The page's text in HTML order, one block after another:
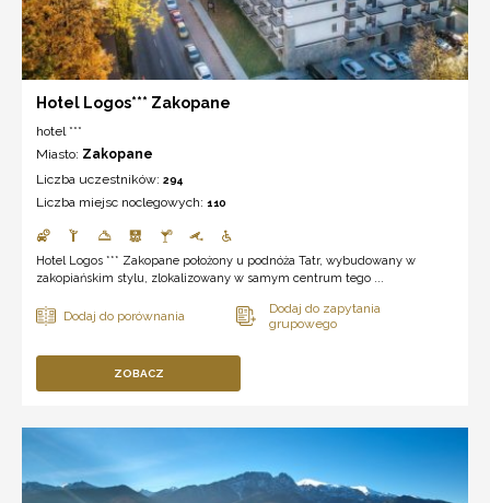
Hotel Logos*** Zakopane
hotel ***
Miasto: Zakopane
Liczba uczestników: 294
Liczba miejsc noclegowych: 110
Hotel Logos *** Zakopane położony u podnóża Tatr, wybudowany w
zakopiańskim stylu, zlokalizowany w samym centrum tego ...
ZOBACZ